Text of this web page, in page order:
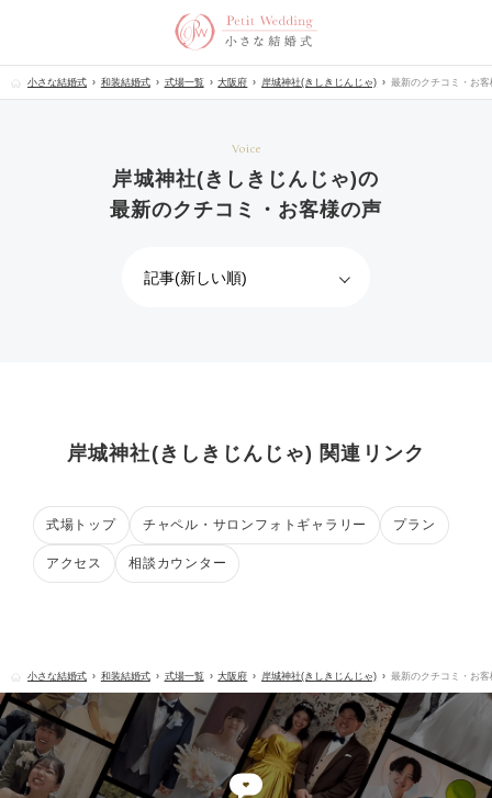
小さな結婚式 和装結婚式 式場一覧 大阪府 岸城神社(きしきじんじゃ) 最新のクチコミ・お客
Voice
岸城神社(きしきじんじゃ)の
最新のクチコミ・お客様の声
岸城神社(きしきじんじゃ) 関連リンク
式場トップ チャペル・サロンフォトギャラリー プラン
アクセス 相談カウンター
小さな結婚式 和装結婚式 式場一覧 大阪府 岸城神社(きしきじんじゃ) 最新のクチコミ・お客